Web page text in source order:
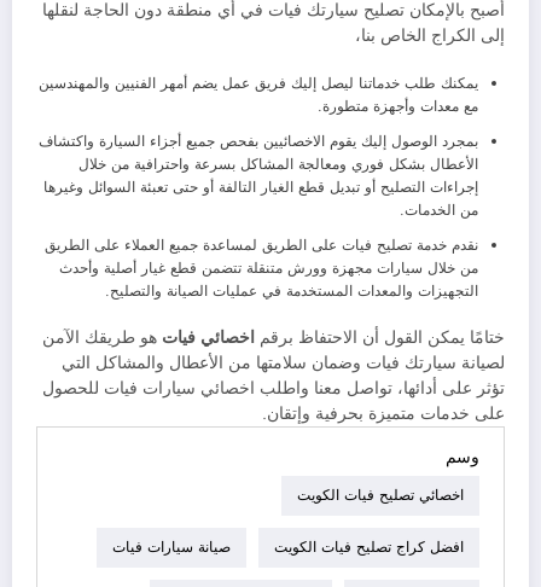
أصبح بالإمكان تصليح سيارتك فيات في أي منطقة دون الحاجة لنقلها
إلى الكراج الخاص بنا،
يمكنك طلب خدماتنا ليصل إليك فريق عمل يضم أمهر الفنيين والمهندسين
مع معدات وأجهزة متطورة.
بمجرد الوصول إليك يقوم الاخصائيين بفحص جميع أجزاء السيارة واكتشاف
الأعطال بشكل فوري ومعالجة المشاكل بسرعة واحترافية من خلال
إجراءات التصليح أو تبديل قطع الغيار التالفة أو حتى تعبئة السوائل وغيرها
من الخدمات.
نقدم خدمة تصليح فيات على الطريق لمساعدة جميع العملاء على الطريق
من خلال سيارات مجهزة وورش متنقلة تتضمن قطع غيار أصلية وأحدث
التجهيزات والمعدات المستخدمة في عمليات الصيانة والتصليح.
ختامًا يمكن القول أن الاحتفاظ برقم اخصائي فيات هو طريقك الآمن
لصيانة سيارتك فيات وضمان سلامتها من الأعطال والمشاكل التي
تؤثر على أدائها، تواصل معنا واطلب اخصائي سيارات فيات للحصول
على خدمات متميزة بحرفية وإتقان.
وسم
اخصائي تصليح فيات الكويت
افضل كراج تصليح فيات الكويت صيانة سيارات فيات